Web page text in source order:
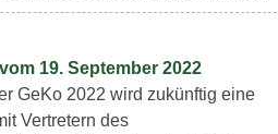
19. September 2022
GeKo 2022 wird zukünftig eine
Vertretern des